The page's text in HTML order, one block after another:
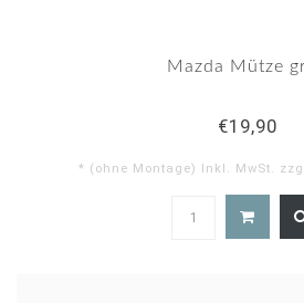
Mazda Mütze
€19,90
* (ohne Montage) Inkl. MwSt.